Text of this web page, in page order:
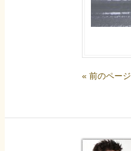
« 前のページ